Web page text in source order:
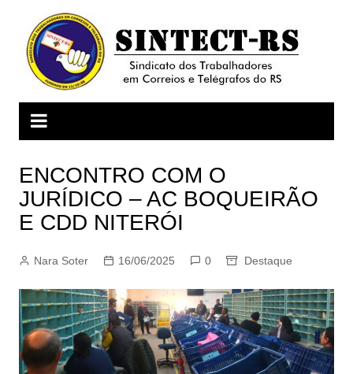
conteúdo
ENCONTRO COM O
JURÍDICO – AC BOQUEIRÃO
E CDD NITERÓI
Nara Soter 16/06/2025 0 Destaque